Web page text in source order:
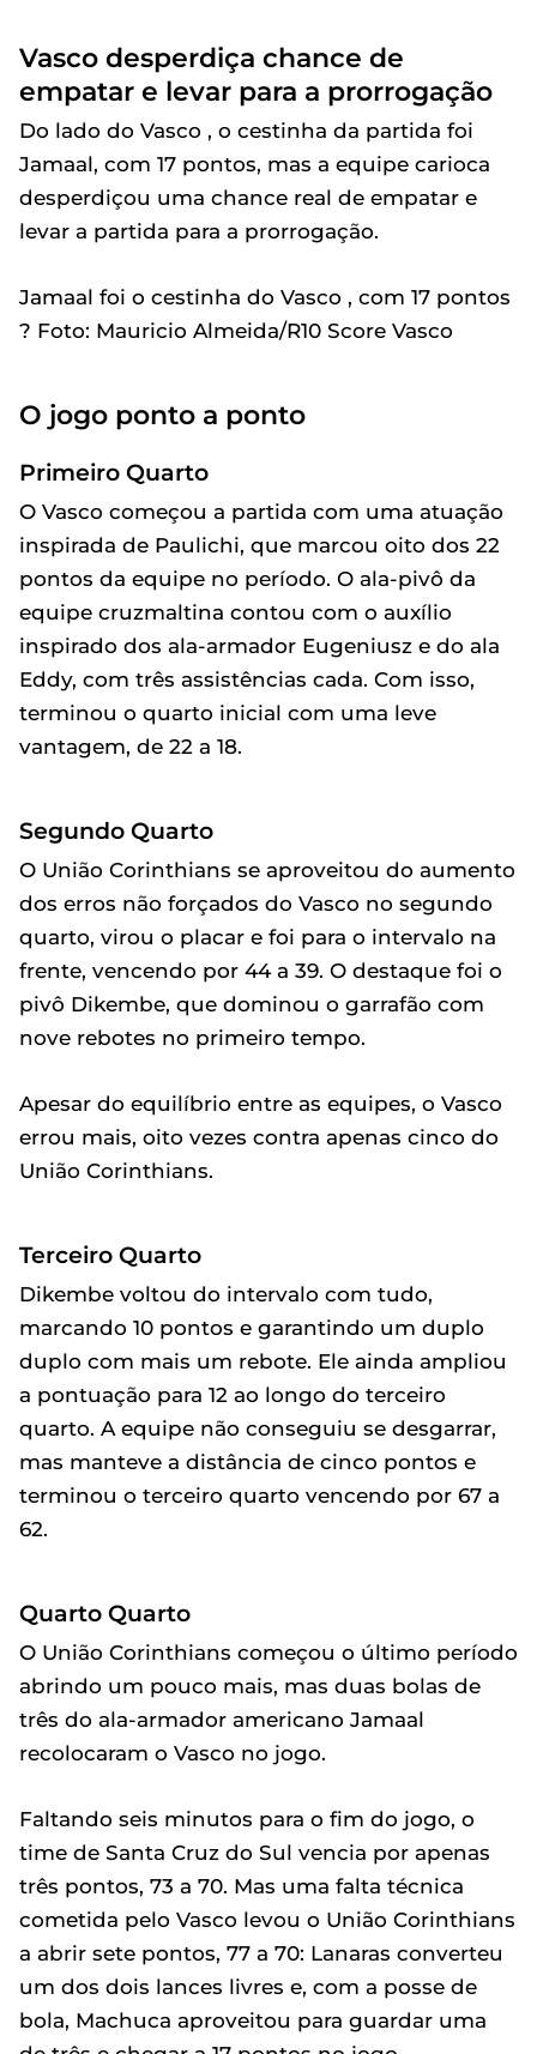
Vasco desperdiça chance de
empatar e levar para a prorrogação
Do lado do Vasco , o cestinha da partida foi
Jamaal, com 17 pontos, mas a equipe carioca
desperdiçou uma chance real de empatar e
levar a partida para a prorrogação.
Jamaal foi o cestinha do Vasco , com 17 pontos
? Foto: Mauricio Almeida/R10 Score Vasco
O jogo ponto a ponto
Primeiro Quarto
O Vasco começou a partida com uma atuação
inspirada de Paulichi, que marcou oito dos 22
pontos da equipe no período. O ala-pivô da
equipe cruzmaltina contou com o auxílio
inspirado dos ala-armador Eugeniusz e do ala
Eddy, com três assistências cada. Com isso,
terminou o quarto inicial com uma leve
vantagem, de 22 a 18.
Segundo Quarto
O União Corinthians se aproveitou do aumento
dos erros não forçados do Vasco no segundo
quarto, virou o placar e foi para o intervalo na
frente, vencendo por 44 a 39. O destaque foi o
pivô Dikembe, que dominou o garrafão com
nove rebotes no primeiro tempo.
Apesar do equilíbrio entre as equipes, o Vasco
errou mais, oito vezes contra apenas cinco do
União Corinthians.
Terceiro Quarto
Dikembe voltou do intervalo com tudo,
marcando 10 pontos e garantindo um duplo
duplo com mais um rebote. Ele ainda ampliou
a pontuação para 12 ao longo do terceiro
quarto. A equipe não conseguiu se desgarrar,
mas manteve a distância de cinco pontos e
terminou o terceiro quarto vencendo por 67 a
62.
Quarto Quarto
O União Corinthians começou o último período
abrindo um pouco mais, mas duas bolas de
três do ala-armador americano Jamaal
recolocaram o Vasco no jogo.
Faltando seis minutos para o fim do jogo, o
time de Santa Cruz do Sul vencia por apenas
três pontos, 73 a 70. Mas uma falta técnica
cometida pelo Vasco levou o União Corinthians
a abrir sete pontos, 77 a 70: Lanaras converteu
um dos dois lances livres e, com a posse de
bola, Machuca aproveitou para guardar uma